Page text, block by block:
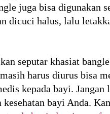
juga bisa digunakan
dicuci halus, lalu
seputar khasiat
harus diurus bisa
kepada bayi.
kesehatan bayi Anda.